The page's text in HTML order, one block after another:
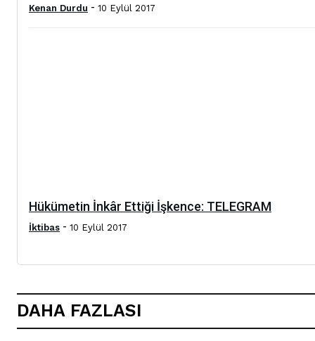
Kenan Durdu - 10 Eylül 2017
Hükümetin İnkâr Ettiği İşkence: TELEGRAM
İktibas - 10 Eylül 2017
DAHA FAZLASI